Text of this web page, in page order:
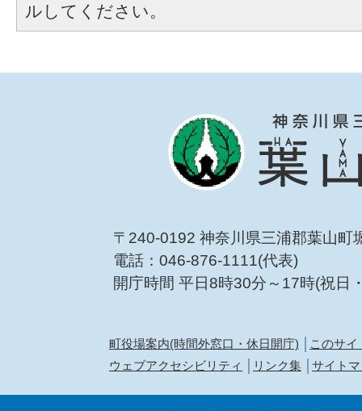
ルしてください。
〒240-0192 神奈川県三浦郡葉山町
電話：046-876-1111(代表)
開庁時間 平日8時30分～17時(祝日
町役場案内(時間外窓口・休日開庁)
このサイ
ウェブアクセシビリティ
リンク集 サイト